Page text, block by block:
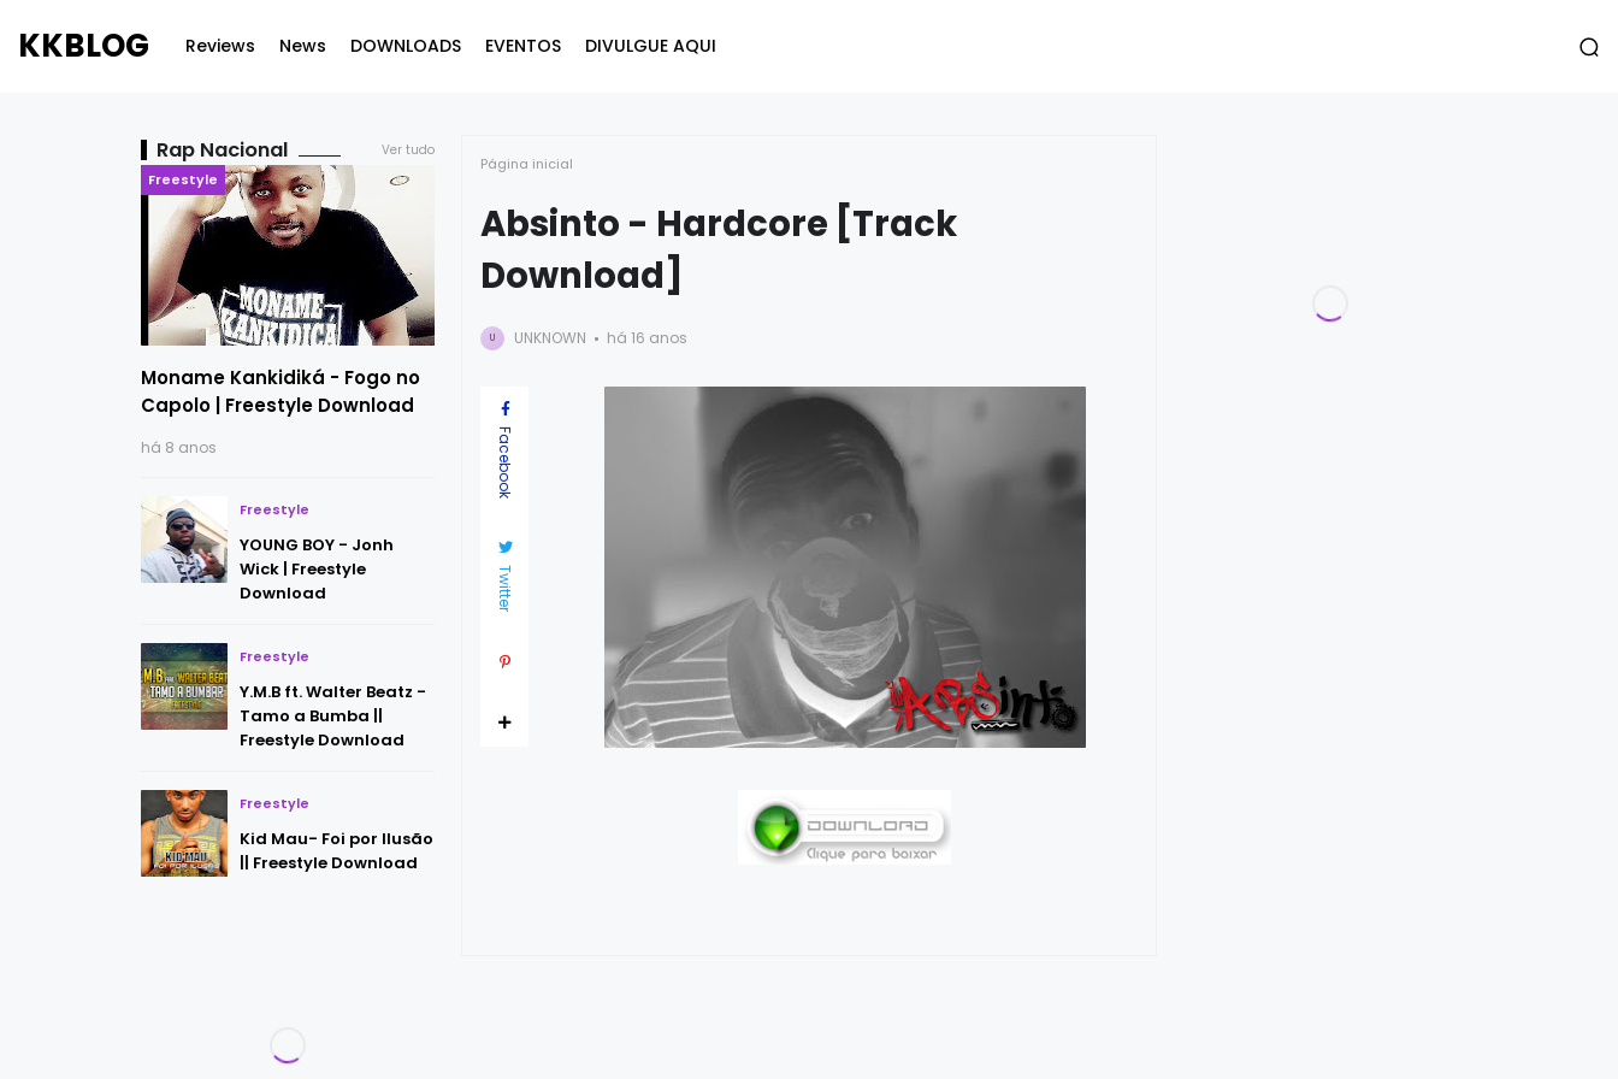
KKBLOG Reviews News DOWNLOADS EVENTOS DIVULGUE AQUI
Rap Nacional Ver tudo
Freestyle
Moname Kankidiká - Fogo no
Capolo | Freestyle Download
há 8 anos
Freestyle
YOUNG BOY - Jonh
Wick | Freestyle
Download
Freestyle
Y.M.B ft. Walter Beatz -
Tamo a Bumba ||
Freestyle Download
Freestyle
Kid Mau- Foi por Ilusão
|| Freestyle Download
Página inicial
Absinto - Hardcore [Track
Download]
U UNKNOWN há 16 anos
Facebook
Twitter